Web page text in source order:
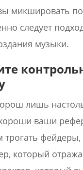
микшировать
следует
музыки.
лишь
ваши
фейдеры,
который